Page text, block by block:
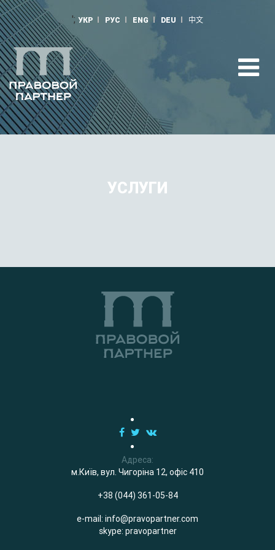
'; УКР РУС ENG DEU 中文
УСЛУГИ
Адреса:
м.Київ, вул. Чигоріна 12, офіс 410
+38 (044) 361-05-84
e-mail: info@pravopartner.com
skype: pravopartner